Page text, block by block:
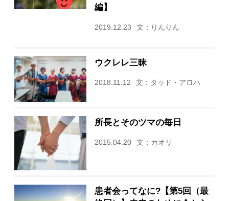
編】
2019.12.23 文：りんりん
ウクレレ三昧
2018.11.12 文：タッド・アロハ
所長とそのツマの毎日
2015.04.20 文：カオリ
患者会ってなに?【第5回（最